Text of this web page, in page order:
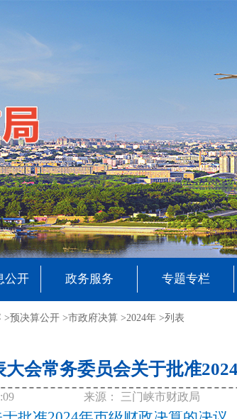
公开 政务服务 专题专栏
>预决算公开 >市政府决算 >2024年 >列表
会常务委员会关于批准
来源： 三门峡市财政局